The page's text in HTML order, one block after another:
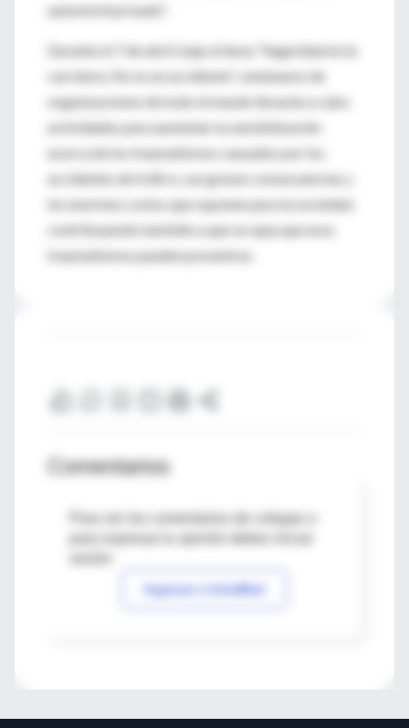
automóvil privado".
Durante el 7 de abril, bajo el lema "Seguridad en la
carretera. No es un accidente", centenares de
organizaciones de todo el mundo llevarán a cabo
actividades para aumentar la sensibilización
acerca de los traumatismos causados por los
accidentes de tráfico, sus graves consecuencias y
los enormes costos que suponen para la sociedad,
contribuyendo también a que se sepa que esos
traumatismos pueden prevenirse.
Comentarios
Para ver los comentarios de colegas o
Ingresar a IntraMed